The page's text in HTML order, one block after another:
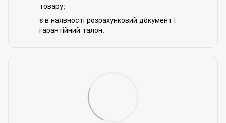
товару;
є в наявності розрахунковий документ і
гарантійний талон.